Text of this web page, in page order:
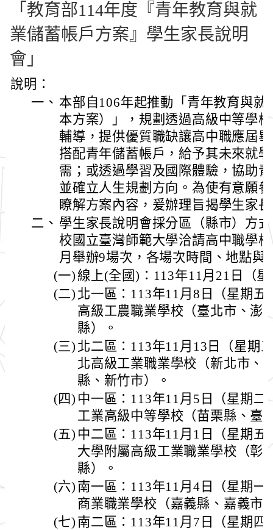
「教育部114年度『青年教育與就
業儲蓄帳戶方案』學生家長說明
會」
說明：
一、 本部自106年起推動「青年教育與就
本方案）」，規劃透過高級中等學
輔導，提供優質職缺讓高中職應屆
搭配青年儲蓄帳戶，給予其未來就
需；或透過學習及國際體驗，協助
並確立人生規劃方向。為使有意願
瞭解方案內容，爰辦理旨揭學生家
二、 學生家長說明會採分區（縣市）方
校國立臺灣師範大學洽請高中職學
月舉辦9場次，各場次時間、地點與
(一)線上(全國)：113年11月21日（
(二) 北一區：113年11月8日（星期五
高級工農職業學校（臺北市、澎
縣）。
(三) 北二區：113年11月13日（星期
北高級工業職業學校（新北市、
縣、新竹市）。
(四) 中一區：113年11月5日（星期二
工業高級中等學校（苗栗縣、臺
(五) 中二區：113年11月1日（星期
大學附屬高級工業職業學校（彰
縣）。
(六) 南一區：113年11月4日（星期一
商業職業學校（嘉義縣、嘉義市
(七) 南二區：113年11月7日（星期四